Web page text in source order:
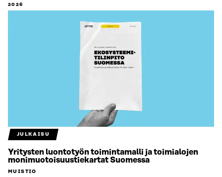
2026
JULKAISU
Yritysten luontotyön toimintamalli ja toimialojen
monimuotoisuustiekartat Suomessa
MUISTIO